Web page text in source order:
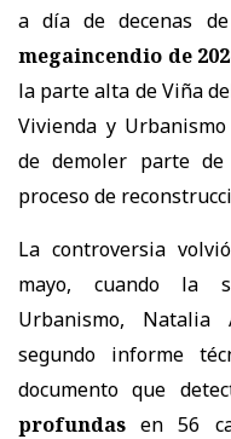
a día de decenas
megaincendio de
la parte alta de Viña
Vivienda y
de demoler parte
proceso de
La controversia
mayo, cuando la
Urbanismo, Natalia
segundo informe
documento que
profundas en 56